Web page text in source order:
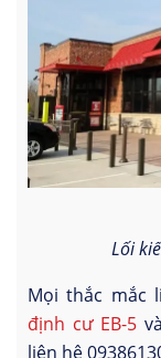
Lối
Mọi thắc mắc
định cư EB-5 và
liên hệ